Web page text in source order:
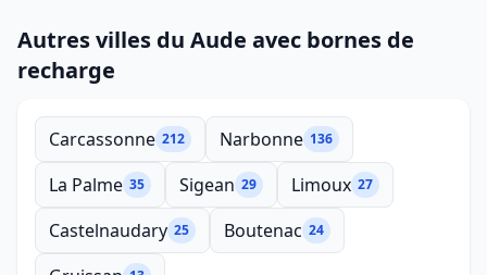
Autres villes du Aude avec bornes de
recharge
Carcassonne 212 Narbonne 136
La Palme 35 Sigean 29 Limoux 27
Castelnaudary 25 Boutenac 24